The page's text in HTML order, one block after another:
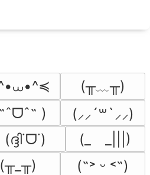
(╥﹏╥)
)
(⸝⸝´꒳`⸝⸝)
(ദ്ദി˙ᗜ˙)
(_　_|||)
(╥_╥)
(˶˃ ᵕ ˂˶)